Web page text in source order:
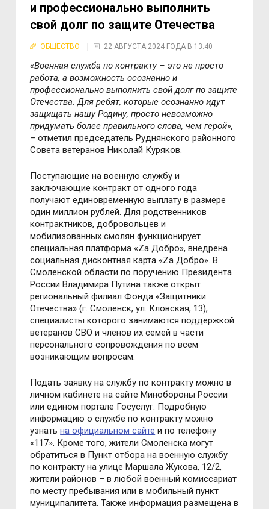
и профессионально выполнить
свой долг по защите Отечества
ОБЩЕСТВО 22 АВГУСТА 2024 ГОДА В 13:40
«Военная служба по контракту – это не просто
работа, а возможность осознанно и
профессионально выполнить свой долг по защите
Отечества. Для ребят, которые осознанно идут
защищать нашу Родину, просто невозможно
придумать более правильного слова, чем герой»,
– отметил председатель Руднянского районного
Совета ветеранов Николай Куряков.
Поступающие на военную службу и
заключающие контракт от одного года
получают единовременную выплату в размере
один миллион рублей. Для родственников
контрактников, добровольцев и
мобилизованных смолян функционирует
специальная платформа «Za Добро», внедрена
социальная дисконтная карта «Zа Добро». В
Смоленской области по поручению Президента
России Владимира Путина также открыт
региональный филиал Фонда «Защитники
Отечества» (г. Смоленск, ул. Кловская, 13),
специалисты которого занимаются поддержкой
ветеранов СВО и членов их семей в части
персонального сопровождения по всем
возникающим вопросам.
Подать заявку на службу по контракту можно в
личном кабинете на сайте Минобороны России
или едином портале Госуслуг. Подробную
информацию о службе по контракту можно
узнатьна официальном сайте и по телефону
«117». Кроме того, жители Смоленска могут
обратиться в Пункт отбора на военную службу
по контракту на улице Маршала Жукова, 12/2,
жители районов – в любой военный комиссариат
по месту пребывания или в мобильный пункт
муниципалитета. Также информация размещена в